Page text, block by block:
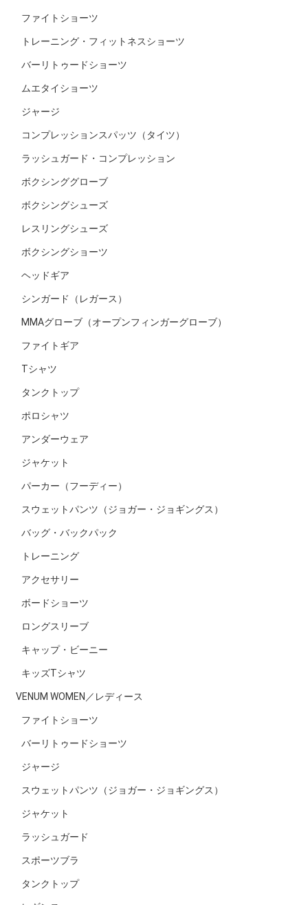
ファイトショーツ
トレーニング・フィットネスショーツ
バーリトゥードショーツ
ムエタイショーツ
ジャージ
コンプレッションスパッツ（タイツ）
ラッシュガード・コンプレッション
ボクシンググローブ
ボクシングシューズ
レスリングシューズ
ボクシングショーツ
ヘッドギア
シンガード（レガース）
MMAグローブ（オープンフィンガーグローブ）
ファイトギア
Tシャツ
タンクトップ
ポロシャツ
アンダーウェア
ジャケット
パーカー（フーディー）
スウェットパンツ（ジョガー・ジョギングス）
バッグ・バックパック
トレーニング
アクセサリー
ボードショーツ
ロングスリーブ
キャップ・ビーニー
キッズTシャツ
VENUM WOMEN／レディース
ファイトショーツ
バーリトゥードショーツ
ジャージ
スウェットパンツ（ジョガー・ジョギングス）
ジャケット
ラッシュガード
スポーツブラ
タンクトップ